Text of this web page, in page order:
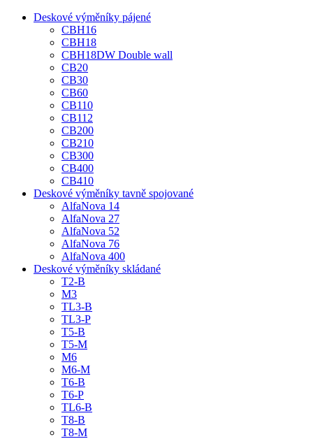
Deskové výměníky pájené
CBH16
CBH18
CBH18DW Double wall
CB20
CB30
CB60
CB110
CB112
CB200
CB210
CB300
CB400
CB410
Deskové výměníky tavně spojované
AlfaNova 14
AlfaNova 27
AlfaNova 52
AlfaNova 76
AlfaNova 400
Deskové výměníky skládané
T2-B
M3
TL3-B
TL3-P
T5-B
T5-M
M6
M6-M
T6-B
T6-P
TL6-B
T8-B
T8-M